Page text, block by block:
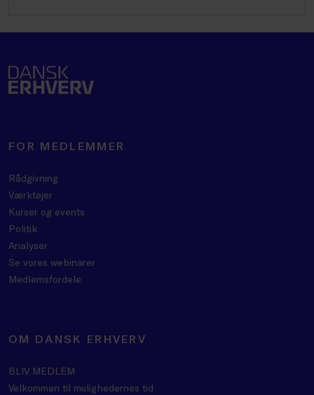
FOR MEDLEMMER
Rådgivning
Værktøjer
Kurser og events
Politik
Analyser
Se vores webinarer
Medlemsfordele
OM DANSK ERHVERV
BLIV MEDLEM
Velkommen til mulighedernes tid